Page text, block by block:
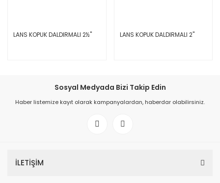
LANS KOPUK DALDIRMALI 2½'' LANS KOPUK DALDIRMALI 2''
Sosyal Medyada Bizi Takip Edin
Haber listemize kayıt olarak kampanyalardan, haberdar olabilirsiniz.
İLETİŞİM